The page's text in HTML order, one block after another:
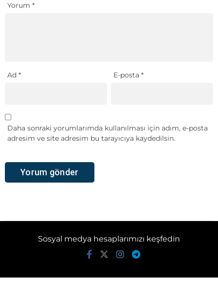
Yorum *
Ad * E-posta*
Daha sonraki yorumlarımda kullanılması için adım, e-posta
adresim ve site adresim bu tarayıcıya kaydedilsin.
Sosyal medya hesaplarımızı keşfedin